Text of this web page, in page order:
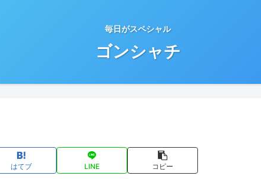
毎日がスペシャル
ゴンシャチ
はてブ LINE コピー